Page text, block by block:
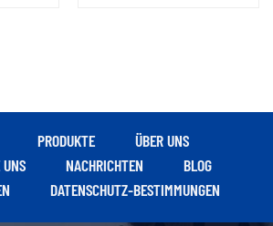
eine
der
soll eine hohe Effizienz der
Energieübertragung und
gewährleisten
PRODUKTE
ÜBER UNS
NACHRICHTEN
BLOG
DATENSCHUTZ-BESTIMMUNGEN